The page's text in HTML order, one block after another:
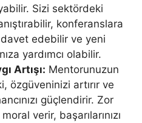
Sizi sektördeki
konferanslara
edebilir ve yeni
yardımcı olabilir.
Artışı: Mentorunuzun
özgüveninizi artırır ve
güçlendirir. Zor
verir, başarılarınızı